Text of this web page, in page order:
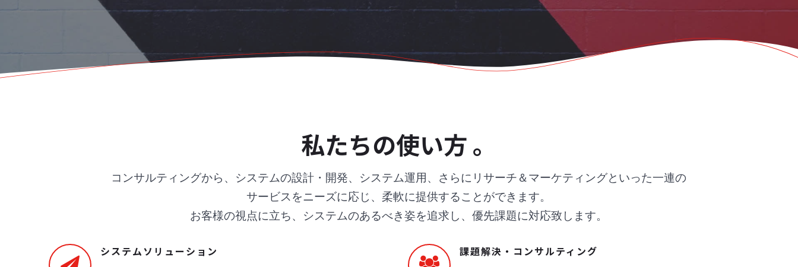
私たちの使い方 。
コンサルティングから、システムの設計・開発、システム運用、さらにリサーチ＆マーケティングといった一連の
サービスをニーズに応じ、柔軟に提供することができます。
お客様の視点に立ち、システムのあるべき姿を追求し、優先課題に対応致します。
システムソリューション 課題解決・コンサルティング